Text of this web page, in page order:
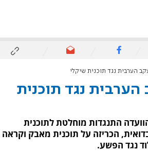
הערבית נגד תוכנית שיקלי
נגד תוכנית
התנגדות מוחלטת לתוכנית
הכריזה על תוכנית מאבק וקראה
נגד הפשע.